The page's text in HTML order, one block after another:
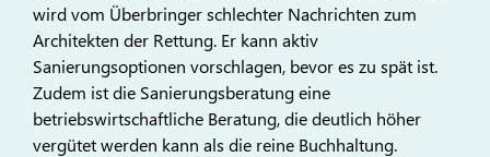
wird vom Überbringer schlechter Nachrichten zum
Architekten der Rettung. Er kann aktiv
Sanierungsoptionen vorschlagen, bevor es zu spät ist.
Zudem ist die Sanierungsberatung eine
betriebswirtschaftliche Beratung, die deutlich höher
vergütet werden kann als die reine Buchhaltung.